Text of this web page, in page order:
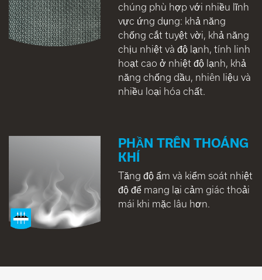
chúng phù hợp với nhiều lĩnh
vực ứng dụng: khả năng
chống cắt tuyệt vời, khả năng
chịu nhiệt và độ lạnh, tính linh
hoạt cao ở nhiệt độ lạnh, khả
năng chống dầu, nhiên liệu và
nhiều loại hóa chất.
PHẦN TRÊN THOÁNG
KHÍ
Tăng độ ẩm và kiểm soát nhiệt
độ để mang lại cảm giác thoải
mái khi mặc lâu hơn.